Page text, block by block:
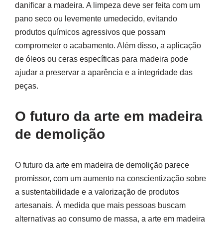
danificar a madeira. A limpeza deve ser feita com um
pano seco ou levemente umedecido, evitando
produtos químicos agressivos que possam
comprometer o acabamento. Além disso, a aplicação
de óleos ou ceras específicas para madeira pode
ajudar a preservar a aparência e a integridade das
peças.
O futuro da arte em madeira
de demolição
O futuro da arte em madeira de demolição parece
promissor, com um aumento na conscientização sobre
a sustentabilidade e a valorização de produtos
artesanais. À medida que mais pessoas buscam
alternativas ao consumo de massa, a arte em madeira